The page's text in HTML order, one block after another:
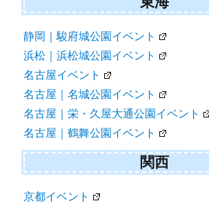
静岡｜駿府城公園イベント
浜松｜浜松城公園イベント
名古屋イベント
名古屋｜名城公園イベント
名古屋｜栄・久屋大通公園イベント
名古屋｜鶴舞公園イベント
関西
京都イベント